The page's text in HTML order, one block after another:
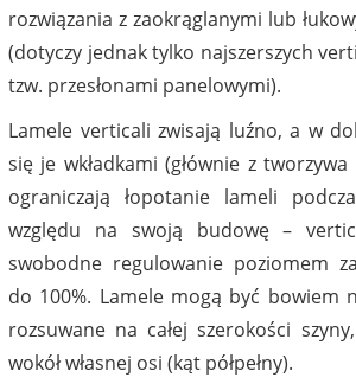
rozwiązania z zaokrąglanymi lub
(dotyczy jednak tylko najszerszych
tzw. przesłonami panelowymi).
Lamele verticali zwisają luźno, a w
się je wkładkami (głównie z
ograniczają łopotanie lameli
względu na swoją budowę –
swobodne regulowanie poziomem
do 100%. Lamele mogą być bowiem
rozsuwane na całej szerokości
wokół własnej osi (kąt półpełny).